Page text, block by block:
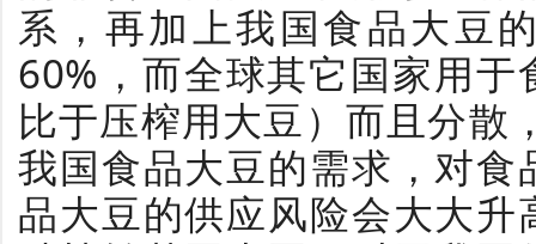
系，再加上我国食品大豆
60%，而全球其它国家用
比于压榨用大豆）而且分散
我国食品大豆的需求，对
品大豆的供应风险会大大